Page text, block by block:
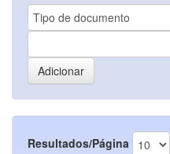
Resultados/Página